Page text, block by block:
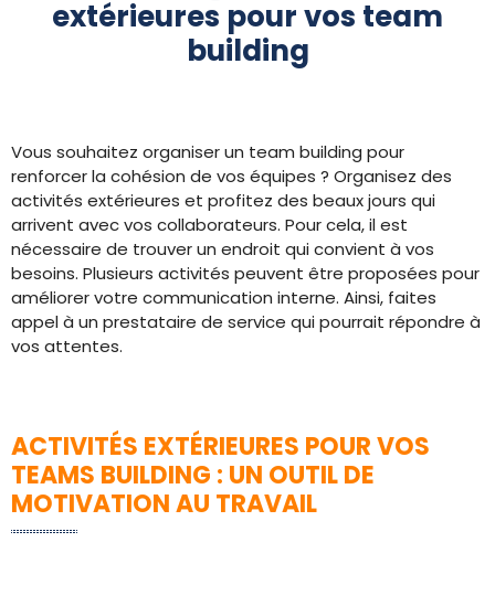
extérieures pour vos team
building
Vous souhaitez organiser un team building pour
renforcer la cohésion de vos équipes ? Organisez des
activités extérieures et profitez des beaux jours qui
arrivent avec vos collaborateurs. Pour cela, il est
nécessaire de trouver un endroit qui convient à vos
besoins. Plusieurs activités peuvent être proposées pour
améliorer votre communication interne. Ainsi, faites
appel à un prestataire de service qui pourrait répondre à
vos attentes.
ACTIVITÉS EXTÉRIEURES POUR VOS
TEAMS BUILDING : UN OUTIL DE
MOTIVATION AU TRAVAIL